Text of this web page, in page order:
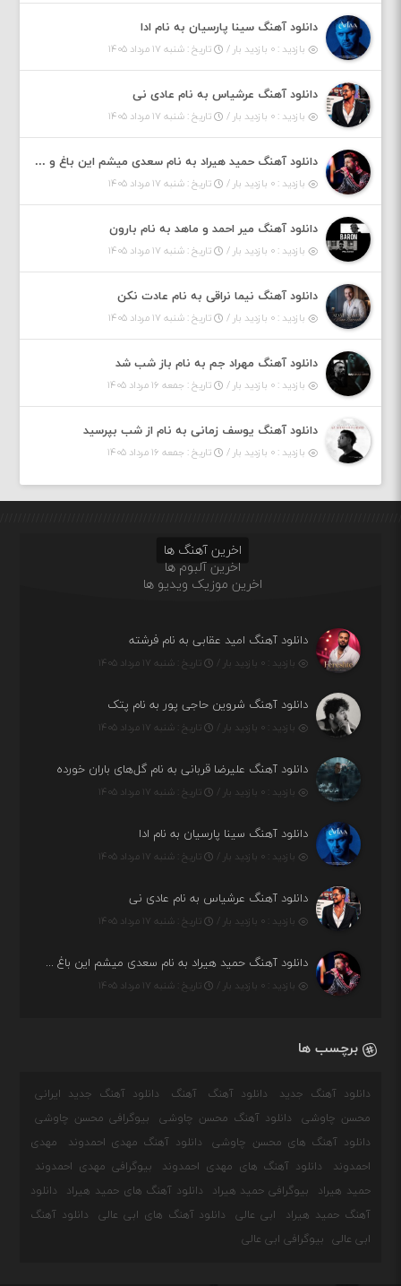
دانلود آهنگ سینا پارسیان به نام ادا
بازدید : ۰ بازدید بار / تاریخ : شنبه ۱۷ مرداد ۱۴۰۵
دانلود آهنگ عرشیاس به نام عادی نی
بازدید : ۰ بازدید بار / تاریخ : شنبه ۱۷ مرداد ۱۴۰۵
دانلود آهنگ حمید هیراد به نام سعدی میشم این باغ و گلستون کنی واسم خیام زمانه ام به تو پرت حواسم
بازدید : ۰ بازدید بار / تاریخ : شنبه ۱۷ مرداد ۱۴۰۵
دانلود آهنگ میر احمد و ماهد به نام بارون
بازدید : ۰ بازدید بار / تاریخ : شنبه ۱۷ مرداد ۱۴۰۵
دانلود آهنگ نیما نراقی به نام عادت نکن
بازدید : ۰ بازدید بار / تاریخ : شنبه ۱۷ مرداد ۱۴۰۵
دانلود آهنگ مهراد جم به نام باز شب شد
بازدید : ۰ بازدید بار / تاریخ : جمعه ۱۶ مرداد ۱۴۰۵
دانلود آهنگ یوسف زمانی به نام از شب بپرسید
بازدید : ۰ بازدید بار / تاریخ : جمعه ۱۶ مرداد ۱۴۰۵
اخرین آهنگ ها
اخرین آلبوم ها
اخرین موزیک ویدیو ها
دانلود آهنگ امید عقابی به نام فرشته
بازدید : ۰ بازدید بار / تاریخ : شنبه ۱۷ مرداد ۱۴۰۵
دانلود آهنگ شروین حاجی پور به نام پتک
بازدید : ۰ بازدید بار / تاریخ : شنبه ۱۷ مرداد ۱۴۰۵
دانلود آهنگ علیرضا قربانی به نام گل‌های باران خورده
بازدید : ۰ بازدید بار / تاریخ : شنبه ۱۷ مرداد ۱۴۰۵
دانلود آهنگ سینا پارسیان به نام ادا
بازدید : ۰ بازدید بار / تاریخ : شنبه ۱۷ مرداد ۱۴۰۵
دانلود آهنگ عرشیاس به نام عادی نی
بازدید : ۰ بازدید بار / تاریخ : شنبه ۱۷ مرداد ۱۴۰۵
دانلود آهنگ حمید هیراد به نام سعدی میشم این باغ و گلستون کنی واسم خیام زمانه ام به تو پرت حواسم
بازدید : ۰ بازدید بار / تاریخ : شنبه ۱۷ مرداد ۱۴۰۵
برچسب ها
دانلود آهنگ جدید دانلود آهنگ آهنگ
دانلود آهنگ جدید ایرانی
محسن چاوشی
دانلود آهنگ محسن چاوشی
بیوگرافی محسن چاوشی
دانلود آهنگ های محسن چاوشی
دانلود آهنگ مهدی احمدوند
مهدی
احمدوند
دانلود آهنگ های مهدی احمدوند
بیوگرافی مهدی احمدوند
حمید هیراد
بیوگرافی حمید هیراد دانلود آهنگ های حمید هیراد
دانلود
آهنگ حمید هیراد
ابی عالی دانلود آهنگ های ابی عالی
دانلود آهنگ
ابی عالی
بیوگرافی ابی عالی